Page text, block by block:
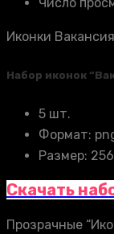
Иконки Вакансия
Набор иконок
5 шт.
Формат:
Размер:
Скачать
Прозрачные